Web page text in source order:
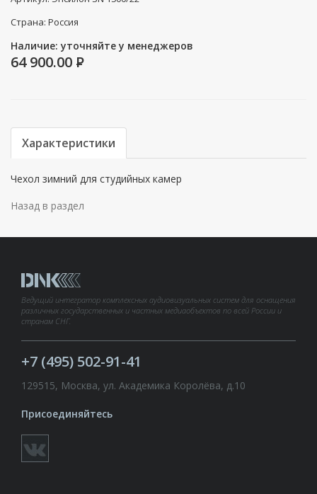
Страна: Россия
Наличие: уточняйте у менеджеров
64 900.00 P
Характеристики
Чехол зимний для студийных камер
Назад в раздел
Ведущий интегратор комплексных аудиовизуальных систем для оснащения
различных государственных и частных медиаобъектов по всей России и
странам СНГ.
+7 (495) 502-91-41
129515, Москва, ул. Академика Королёва, д.10
Присоединяйтесь